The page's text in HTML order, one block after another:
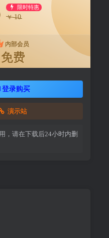
限时特惠
￥ 10
内部会员
免费
登录购买
演示站
，请在下载后24小时内删